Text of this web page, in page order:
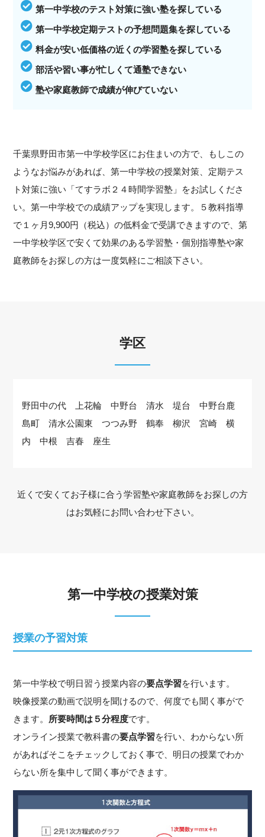
第一中学校のテスト対策に強い塾を探している
第一中学校定期テストの予想問題集を探している
料金が安い低価格の近くの学習塾を探している
部活や習い事が忙しくて通塾できない
塾や家庭教師で成績が伸びていない
千葉県野田市第一中学校学区にお住まいの方で、もしこの
ようなお悩みがあれば、第一中学校の授業対策、定期テス
ト対策に強い「てすラボ２４時間学習塾」をお試しくださ
い。第一中学校での成績アップを実現します。５教科指導
で１ヶ月9,900円（税込）の低料金で受講できますので、第
一中学校学区で安くて効果のある学習塾・個別指導塾や家
庭教師をお探しの方は一度気軽にご相談下さい。
学区
野田中の代 上花輪 中野台 清水 堤台 中野台鹿
島町 清水公園東 つつみ野 鶴奉 柳沢 宮崎 横
内 中根 吉春 座生
近くで安くてお子様に合う学習塾や家庭教師をお探しの方
はお気軽にお問い合わせ下さい。
第一中学校の授業対策
授業の予習対策
第一中学校で明日習う授業内容の要点学習を行います。
映像授業の動画で説明を聞けるので、何度でも聞く事がで
きます。 所要時間は５分程度です。
オンライン授業で教科書の要点学習を行い、わからない所
があればそこをチェックしておく事で、明日の授業でわか
らない所を集中して聞く事ができます。